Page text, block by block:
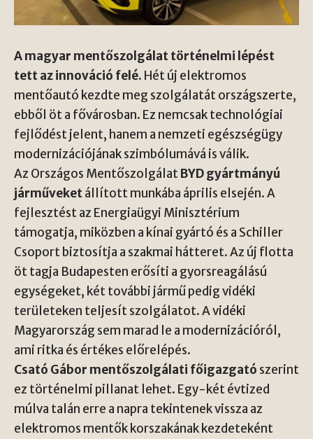
A magyar mentőszolgálat történelmi lépést
tett az innováció felé. Hét új elektromos
mentőautó kezdte meg szolgálatát országszerte,
ebből öt a fővárosban. Ez nemcsak technológiai
fejlődést jelent, hanem a nemzeti egészségügy
modernizációjának szimbólumává is válik.
Az Országos MentőszolgálatBYD gyártmányú
járműveketállított munkába április elsején. A
fejlesztést az Energiaügyi Minisztérium
támogatja, miközben a kínai gyártó és a Schiller
Csoport biztosítja a szakmai hátteret. Az új flotta
öt tagja Budapesten erősíti a gyorsreagálású
egységeket, két további jármű pedig vidéki
területeken teljesít szolgálatot. A vidéki
Magyarország sem marad le a modernizációról,
ami ritka és értékes előrelépés.
Csató Gábor mentőszolgálati főigazgató szerint
ez történelmi pillanat lehet. Egy-két évtized
múlva talán erre a napra tekintenek vissza az
elektromos mentők korszakának kezdeteként